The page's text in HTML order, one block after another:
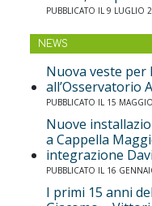
PUBBLICATO IL 9 LUGLIO
NEWS
Nuova veste per
all’Osservatorio
PUBBLICATO IL 15
Nuove
a Cappella
integrazione
PUBBLICATO IL 16
I primi 15 anni